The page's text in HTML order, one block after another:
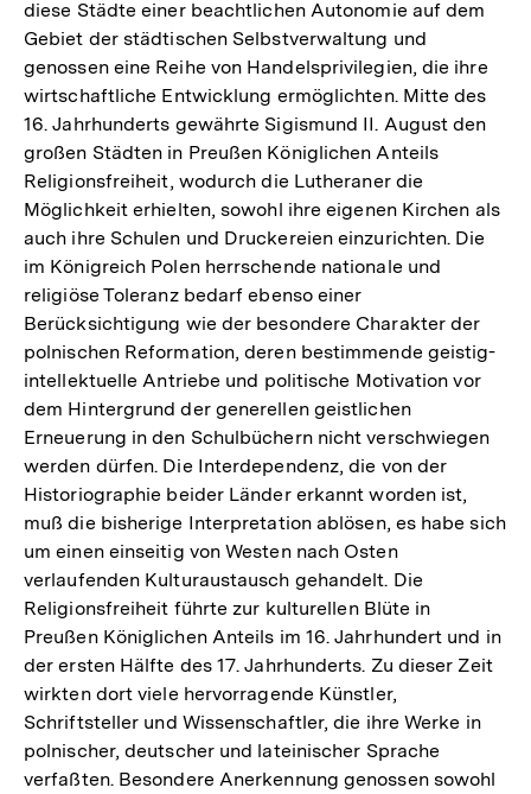
diese Städte einer beachtlichen Autonomie auf dem
Gebiet der städtischen Selbstverwaltung und
genossen eine Reihe von Handelsprivilegien, die ihre
wirtschaftliche Entwicklung ermöglichten. Mitte des
16. Jahrhunderts gewährte Sigismund II. August den
großen Städten in Preußen Königlichen Anteils
Religionsfreiheit, wodurch die Lutheraner die
Möglichkeit erhielten, sowohl ihre eigenen Kirchen als
auch ihre Schulen und Druckereien einzurichten. Die
im Königreich Polen herrschende nationale und
religiöse Toleranz bedarf ebenso einer
Berücksichtigung wie der besondere Charakter der
polnischen Reformation, deren bestimmende geistig-
intellektuelle Antriebe und politische Motivation vor
dem Hintergrund der generellen geistlichen
Erneuerung in den Schulbüchern nicht verschwiegen
werden dürfen. Die Interdependenz, die von der
Historiographie beider Länder erkannt worden ist,
muß die bisherige Interpretation ablösen, es habe sich
um einen einseitig von Westen nach Osten
verlaufenden Kulturaustausch gehandelt. Die
Religionsfreiheit führte zur kulturellen Blüte in
Preußen Königlichen Anteils im 16. Jahrhundert und in
der ersten Hälfte des 17. Jahrhunderts. Zu dieser Zeit
wirkten dort viele hervorragende Künstler,
Schriftsteller und Wissenschaftler, die ihre Werke in
polnischer, deutscher und lateinischer Sprache
verfaßten. Besondere Anerkennung genossen sowohl